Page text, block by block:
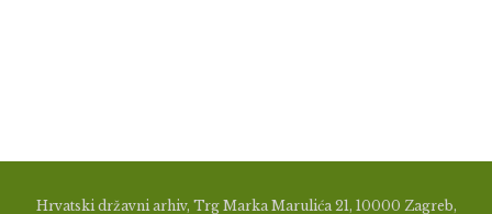
Hrvatski državni arhiv, Trg Marka Marulića 21, 10000 Zagreb,